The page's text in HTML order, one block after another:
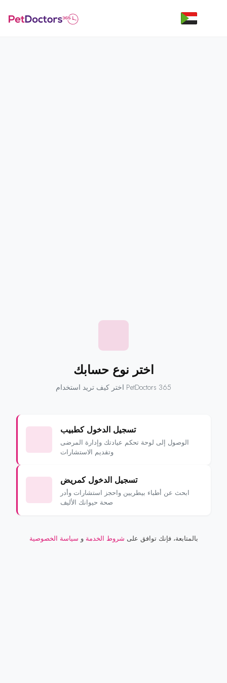
اختر نوع حسابك
اختر كيف تريد استخدام PetDoctors 365
تسجيل الدخول كطبيب
الوصول إلى لوحة تحكم عيادتك وإدارة المرضى
وتقديم الاستشارات
تسجيل الدخول كمريض
ابحث عن أطباء بيطريين واحجز استشارات وأدر
صحة حيوانك الأليف
بالمتابعة، فإنك توافق على شروط الخدمة و سياسة الخصوصية